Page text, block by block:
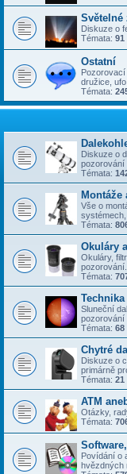
Světelné
Diskuze o
Témata: 91
Ostatní
družice,
Témata:
Diskuze o
pozorování
Témata:
Montáže
Vše o
systémech,
Témata:
Okuláry
Okuláry,
pozorování.
Témata:
Sluneční
pozorování
Témata: 68
Chytré
Diskuze o
primárně
Témata: 21
ATM
Otázky,
Témata:
Povídání o
hvězdných